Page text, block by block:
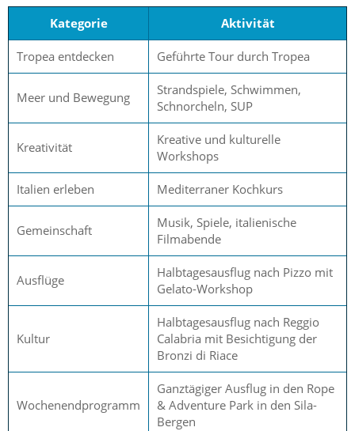
Kategorie Aktivität
Tropea entdecken Geführte Tour durch Tropea
Meer und Bewegung
Strandspiele, Schwimmen,
Schnorcheln, SUP
Kreativität
Kreative und kulturelle
Workshops
Italien erleben Mediterraner Kochkurs
Gemeinschaft
Musik, Spiele, italienische
Filmabende
Ausflüge
Halbtagesausflug nach Pizzo mit
Gelato-Workshop
Kultur
Halbtagesausflug nach Reggio
Calabria mit Besichtigung der
Bronzi di Riace
Wochenendprogramm
Ganztägiger Ausflug in den Rope
& Adventure Park in den Sila-
Bergen